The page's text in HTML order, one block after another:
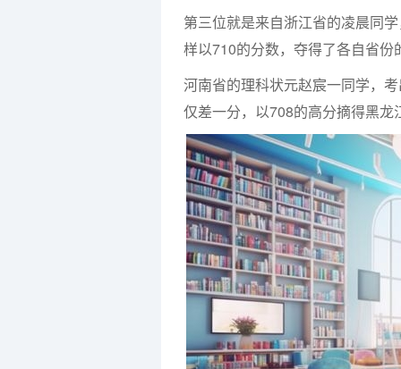
第三位就是来自浙江省的凌晨同
样以710的分数，夺得了各自省份
河南省的理科状元赵宸一同学，
仅差一分，以708的高分摘得黑龙